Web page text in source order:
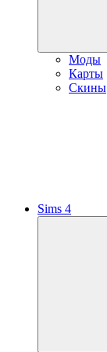
Моды
Карты
Скины
Sims 4